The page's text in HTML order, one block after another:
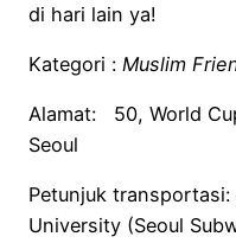
di hari lain ya!
Kategori : Muslim
Alamat: 50, World
Seoul
Petunjuk
University (Seoul